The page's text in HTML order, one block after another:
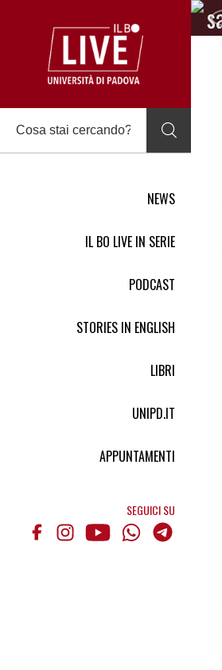
NEWS
IL BO LIVE IN SERIE
PODCAST
STORIES IN ENGLISH
LIBRI
UNIPD.IT
APPUNTAMENTI
SEGUICI SU